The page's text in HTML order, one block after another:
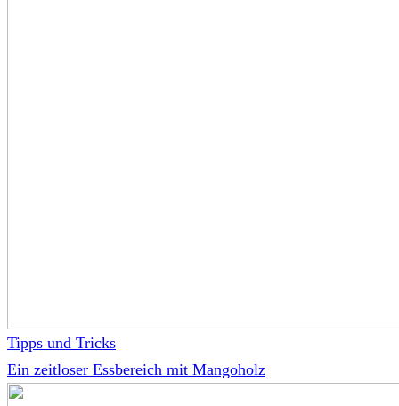
Tipps und Tricks
Ein zeitloser Essbereich mit Mangoholz